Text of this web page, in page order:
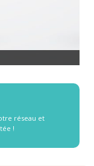
réseau et
!